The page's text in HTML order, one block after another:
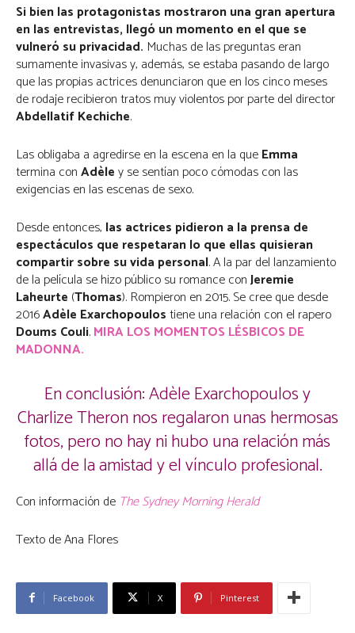
Si bien las protagonistas mostraron una gran apertura
en las entrevistas, llegó un momento en el que se
vulneró su privacidad. Muchas de las preguntas eran
sumamente invasivas y, además, se estaba pasando de largo
que las propias actrices denunciaron que en los cinco meses
de rodaje recibieron tratos muy violentos por parte del director
Abdellatif Kechiche.
Las obligaba a agredirse en la escena en la queEmma
termina conAdèley se sentían poco cómodas con las
exigencias en las escenas de sexo.
Desde entonces, las actrices pidieron a la prensa de
espectáculos que respetaran lo que ellas quisieran
compartir sobre su vida personal. A la par del lanzamiento
de la película se hizo público su romance conJeremie
Laheurte (Thomas). Rompieron en 2015. Se cree que desde
2016Adèle Exarchopoulostiene una relación con el rapero
Doums Couli.MIRA LOS MOMENTOS LÉSBICOS DE
MADONNA.
En conclusión: Adèle Exarchopoulos y
Charlize Theron nos regalaron unas hermosas
fotos, pero no hay ni hubo una relación más
allá de la amistad y el vínculo profesional.
Con información de The Sydney Morning Herald
Texto de Ana Flores
Facebook X Pinterest